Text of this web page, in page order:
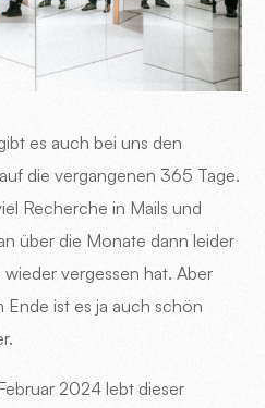
es auch bei uns den
die vergangenen 365 Tage.
Recherche in Mails und
über die Monate dann leider
vergessen hat. Aber
Ende ist es ja auch schön
2024 lebt dieser